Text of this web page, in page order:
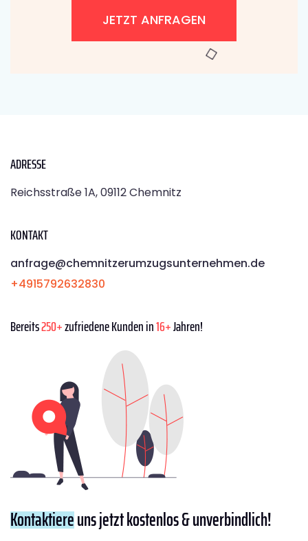
JETZT ANFRAGEN
ADRESSE
Reichsstraße 1A, 09112 Chemnitz
KONTAKT
anfrage@chemnitzerumzugsunternehmen.de
+4915792632830
Bereits250+zufriedene Kunden in16+Jahren!
Kontaktiereuns jetzt kostenlos & unverbindlich!